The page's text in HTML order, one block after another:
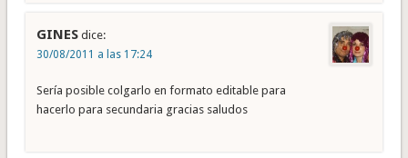
GINES dice:
30/08/2011 a las 17:24
Sería posible colgarlo en formato editable para
hacerlo para secundaria gracias saludos